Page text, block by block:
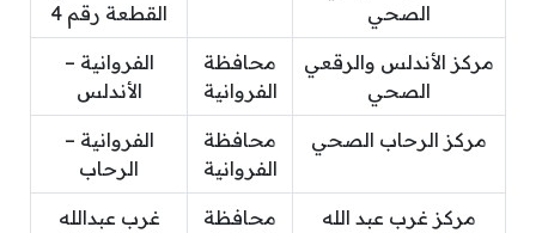
الصحي
القطعة رقم 4
مركز الأندلس والرقعي
الصحي
محافظة
الفروانية
الفروانية –
الأندلس
مركز الرحاب الصحي
محافظة
الفروانية
الفروانية –
الرحاب
مركز غرب عبد الله
محافظة
غرب عبدالله